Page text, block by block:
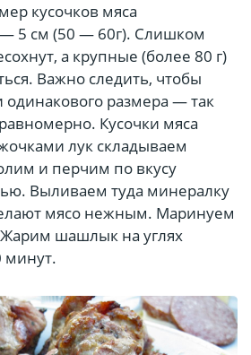
кусочков мяса
5 см (50 — 60г). Слишком
а крупные (более 80 г)
Важно следить, чтобы
одинакового размера — так
Кусочки мяса
лук складываем
и перчим по вкусу
Выливаем туда минералку
мясо нежным. Маринуем
шашлык на углях
минут.